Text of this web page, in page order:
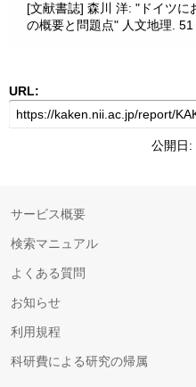
[文献書誌] 森川 洋: "ドイツに
の概要と問題点" 人文地理.
URL:
公開日
サービス概要
検索マニュアル
よくある質問
お知らせ
利用規程
科研費による研究の帰属